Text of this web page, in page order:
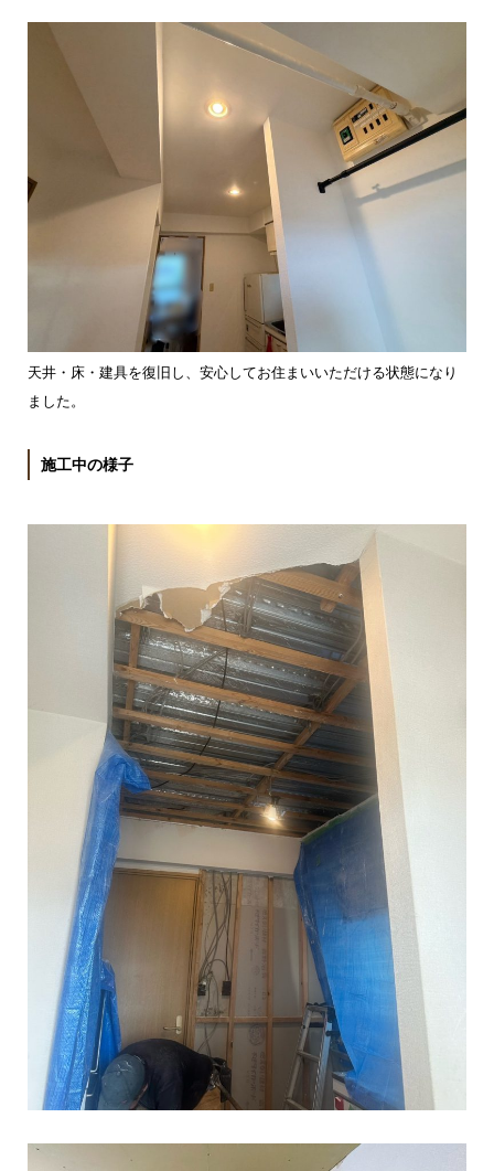
天井・床・建具を復旧し、安心してお住まいいただける状態になり
ました。
施工中の様子